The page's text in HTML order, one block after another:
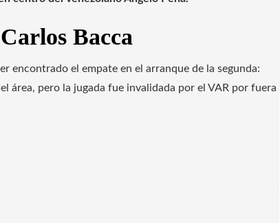
Bacca
encontrado el empate en el arranque de la segunda:
área, pero la jugada fue invalidada por el VAR por fuera